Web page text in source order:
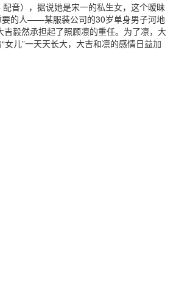
音），据说她是宋一的私生女，这个暧昧
要的人——某服装公司的30岁单身男子河地
毅然承担起了照顾凛的重任。为了凛，大
儿”一天天长大，大吉和凛的感情日益加